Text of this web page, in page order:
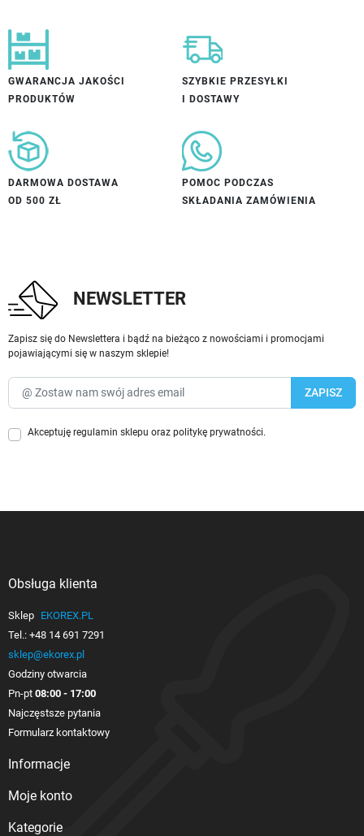
GWARANCJA JAKOŚCI
PRODUKTÓW
SZYBKIE PRZESYŁKI
I DOSTAWY
DARMOWA DOSTAWA
OD 500 ZŁ
POMOC PODCZAS
SKŁADANIA ZAMÓWIENIA
NEWSLETTER
Zapisz się do Newslettera i bądź na bieżąco z nowościami i promocjami
pojawiającymi się w naszym sklepie!
Akceptuję regulamin sklepu oraz politykę prywatności.
Obsługa klienta
Sklep EKOREX.PL
Tel.: +48 14 691 7291
sklep@ekorex.pl
Godziny otwarcia
Pn-pt 08:00 - 17:00
Najczęstsze pytania
Formularz kontaktowy
Informacje
Moje konto
Kategorie